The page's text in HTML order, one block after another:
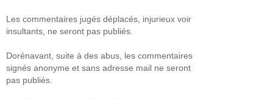
Les commentaires jugés déplacés, injurieux voir
insultants, ne seront pas publiés.
Dorénavant, suite à des abus, les commentaires
signés anonyme et sans adresse mail ne seront
pas publiés.